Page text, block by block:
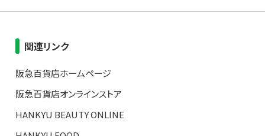
関連リンク
阪急百貨店ホームページ
阪急百貨店オンラインストア
HANKYU BEAUTY ONLINE